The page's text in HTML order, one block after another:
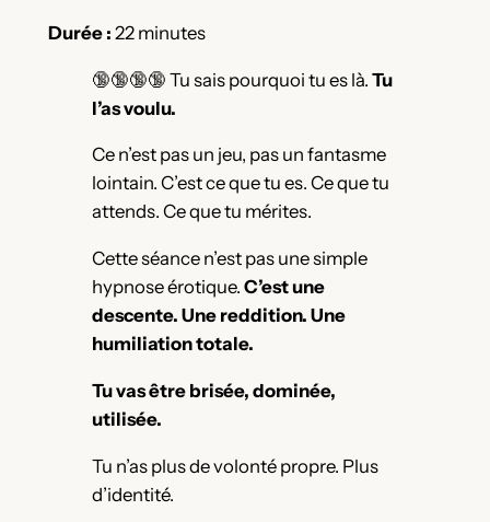
Durée : 22 minutes
🔞🔞🔞🔞 Tu sais pourquoi tu es là. Tu
l’as voulu.
Ce n’est pas un jeu, pas un fantasme
lointain. C’est ce que tu es. Ce que tu
attends. Ce que tu mérites.
Cette séance n’est pas une simple
hypnose érotique. C’est une
descente. Une reddition. Une
humiliation totale.
Tu vas être brisée, dominée,
utilisée.
Tu n’as plus de volonté propre. Plus
d’identité.